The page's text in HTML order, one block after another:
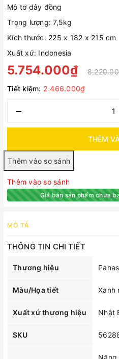
Mô tơ dây đồng
Trọng lượng: 7,5kg
Kích thước: 225 x 182 x 215 cm
Xuất xứ: Indonesia
5.754.000₫
Tiết kiệm: 2.466.000₫
–
THÊM
Thêm vào so sánh
Giá bán sản phẩm chưa
MÔ TẢ
THÔNG TIN CHI TIẾT
Thương hiệu
Màu/Họa tiết Xanh
Xuất xứ thương hiệu Nhật
SKU
Nặng